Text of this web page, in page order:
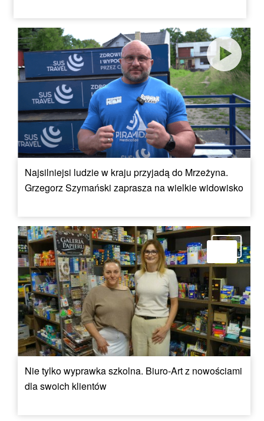
Najsilniejsi ludzie w kraju przyjadą do Mrzeżyna.
Grzegorz Szymański zaprasza na wielkie widowisko
Nie tylko wyprawka szkolna. Biuro-Art z nowościami
dla swoich klientów